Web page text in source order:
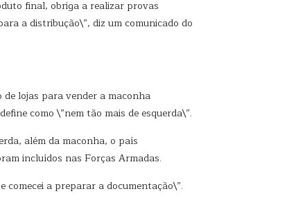
final, obriga a realizar provas
a distribução\”, diz um comunicado do
lojas para vender a maconha
como \”nem tão mais de esquerda\”.
além da maconha, o país
incluídos nas Forças Armadas.
a preparar a documentação\”.